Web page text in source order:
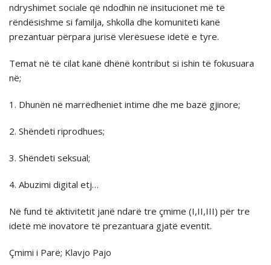
ndryshimet sociale që ndodhin në insitucionet më të
rëndësishme si familja, shkolla dhe komuniteti kanë
prezantuar përpara jurisë vlerësuese idetë e tyre.
Temat në të cilat kanë dhënë kontribut si ishin të fokusuara
në;
1. Dhunën në marrëdheniet intime dhe me bazë gjinore;
2. Shëndeti riprodhues;
3. Shëndeti seksual;
4. Abuzimi digital etj…
Në fund të aktivitetit janë ndarë tre çmime (I,II,III) për tre
idetë më inovatore të prezantuara gjatë eventit.
Çmimi i Parë; Klavjo Pajo